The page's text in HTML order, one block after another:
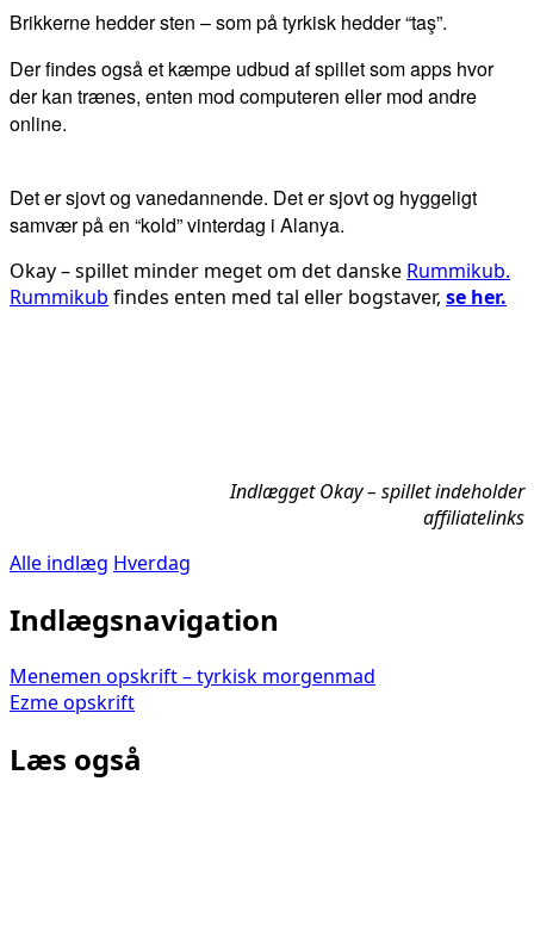
Brikkerne hedder sten – som på tyrkisk hedder “taş”.
Der findes også et kæmpe udbud af spillet som apps hvor
der kan trænes, enten mod computeren eller mod andre
online.
Det er sjovt og vanedannende. Det er sjovt og hyggeligt
samvær på en “kold” vinterdag i Alanya.
Okay – spillet minder meget om det danske Rummikub.
Rummikub findes enten med tal eller bogstaver, se her.
Indlægget Okay – spillet indeholder
affiliatelinks
Alle indlæg Hverdag
Indlægsnavigation
Menemen opskrift – tyrkisk morgenmad
Ezme opskrift
Læs også